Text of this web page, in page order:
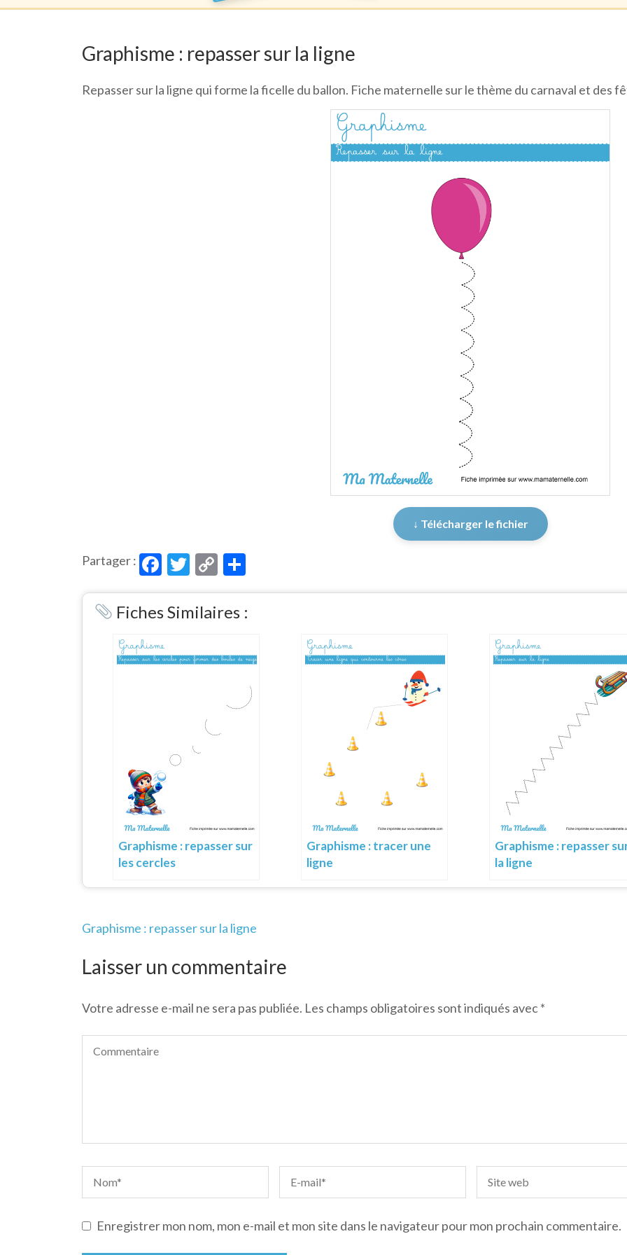
Graphisme : repasser sur la ligne
Repasser sur la ligne qui forme la ficelle du ballon. Fiche maternelle sur le thème du carnaval et des
↓ Télécharger le fichier
Partager : Facebook
Twitter
Copy
Link
Fiches Similaires :
Graphisme : repasser sur
les cercles
Graphisme : tracer une
ligne
Graphisme : repasser
la ligne
Navigation
l’article
Graphisme : repasser sur la ligne
Laisser un commentaire
Votre adresse e-mail ne sera pas publiée. Les champs obligatoires sont indiqués avec*
Enregistrer mon nom, mon e-mail et mon site dans le navigateur pour mon prochain commentaire.